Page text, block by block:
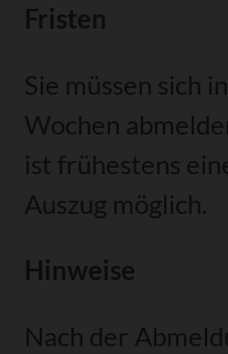
Fristen
Sie müssen sich
Wochen
ist frühestens
Auszug möglich.
Hinweise
Nach der